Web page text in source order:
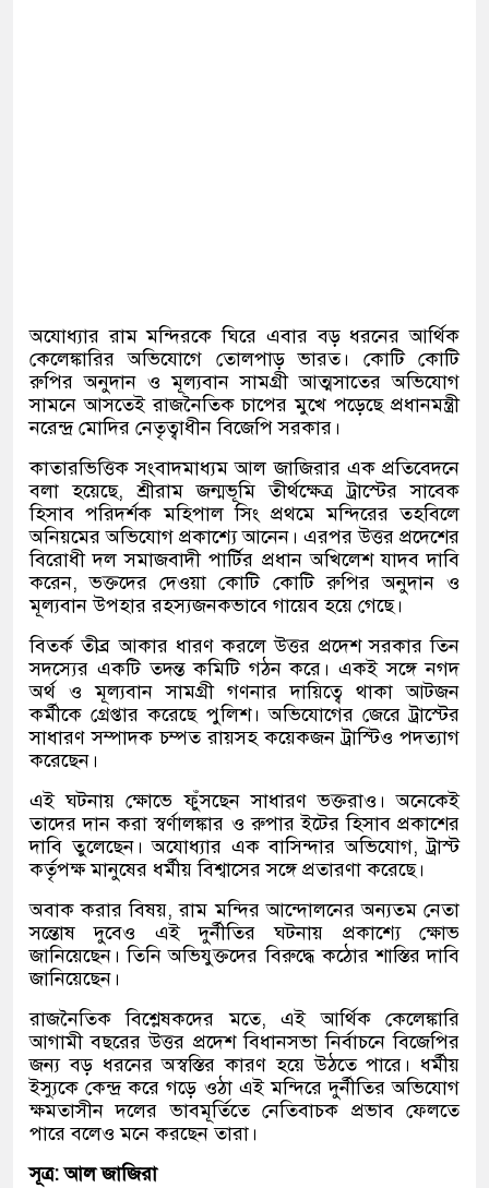
অযোধ্যার রাম মন্দিরকে ঘিরে এবার বড় ধরনের আর্থিক
কেলেঙ্কারির অভিযোগে তোলপাড় ভারত। কোটি কোটি
রুপির অনুদান ও মূল্যবান সামগ্রী আত্মসাতের অভিযোগ
সামনে আসতেই রাজনৈতিক চাপের মুখে পড়েছে প্রধানমন্ত্রী
নরেন্দ্র মোদির নেতৃত্বাধীন বিজেপি সরকার।
কাতারভিত্তিক সংবাদমাধ্যম আল জাজিরার এক প্রতিবেদনে
বলা হয়েছে, শ্রীরাম জন্মভূমি তীর্থক্ষেত্র ট্রাস্টের সাবেক
হিসাব পরিদর্শক মহিপাল সিং প্রথমে মন্দিরের তহবিলে
অনিয়মের অভিযোগ প্রকাশ্যে আনেন। এরপর উত্তর প্রদেশের
বিরোধী দল সমাজবাদী পার্টির প্রধান অখিলেশ যাদব দাবি
করেন, ভক্তদের দেওয়া কোটি কোটি রুপির অনুদান ও
মূল্যবান উপহার রহস্যজনকভাবে গায়েব হয়ে গেছে।
বিতর্ক তীব্র আকার ধারণ করলে উত্তর প্রদেশ সরকার তিন
সদস্যের একটি তদন্ত কমিটি গঠন করে। একই সঙ্গে নগদ
অর্থ ও মূল্যবান সামগ্রী গণনার দায়িত্বে থাকা আটজন
কর্মীকে গ্রেপ্তার করেছে পুলিশ। অভিযোগের জেরে ট্রাস্টের
সাধারণ সম্পাদক চম্পত রায়সহ কয়েকজন ট্রাস্টিও পদত্যাগ
করেছেন।
এই ঘটনায় ক্ষোভে ফুঁসছেন সাধারণ ভক্তরাও। অনেকেই
তাদের দান করা স্বর্ণালঙ্কার ও রুপার ইটের হিসাব প্রকাশের
দাবি তুলেছেন। অযোধ্যার এক বাসিন্দার অভিযোগ, ট্রাস্ট
কর্তৃপক্ষ মানুষের ধর্মীয় বিশ্বাসের সঙ্গে প্রতারণা করেছে।
অবাক করার বিষয়, রাম মন্দির আন্দোলনের অন্যতম নেতা
সন্তোষ দুবেও এই দুর্নীতির ঘটনায় প্রকাশ্যে ক্ষোভ
জানিয়েছেন। তিনি অভিযুক্তদের বিরুদ্ধে কঠোর শাস্তির দাবি
জানিয়েছেন।
রাজনৈতিক বিশ্লেষকদের মতে, এই আর্থিক কেলেঙ্কারি
আগামী বছরের উত্তর প্রদেশ বিধানসভা নির্বাচনে বিজেপির
জন্য বড় ধরনের অস্বস্তির কারণ হয়ে উঠতে পারে। ধর্মীয়
ইস্যুকে কেন্দ্র করে গড়ে ওঠা এই মন্দিরে দুর্নীতির অভিযোগ
ক্ষমতাসীন দলের ভাবমূর্তিতে নেতিবাচক প্রভাব ফেলতে
পারে বলেও মনে করছেন তারা।
সূত্র: আল জাজিরা